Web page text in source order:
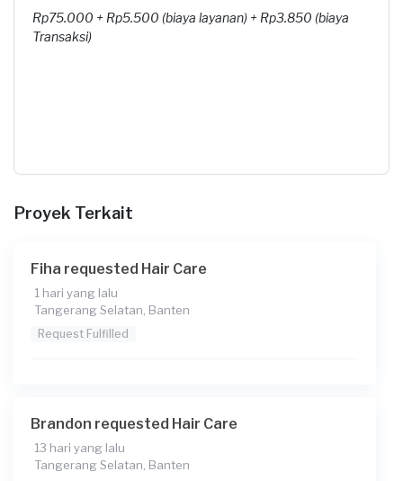
Rp75.000 + Rp5.500 (biaya layanan) + Rp3.850 (biaya
Transaksi)
Proyek Terkait
Fiha requested Hair Care
1 hari yang lalu
Tangerang Selatan, Banten
Request Fulfilled
Brandon requested Hair Care
13 hari yang lalu
Tangerang Selatan, Banten